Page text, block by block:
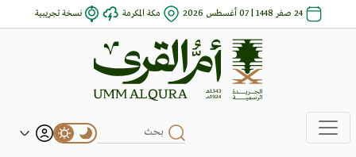
24 صفر 1448 | 07 أغسطس 2026 مكة المكرمة نسخة تجريبية